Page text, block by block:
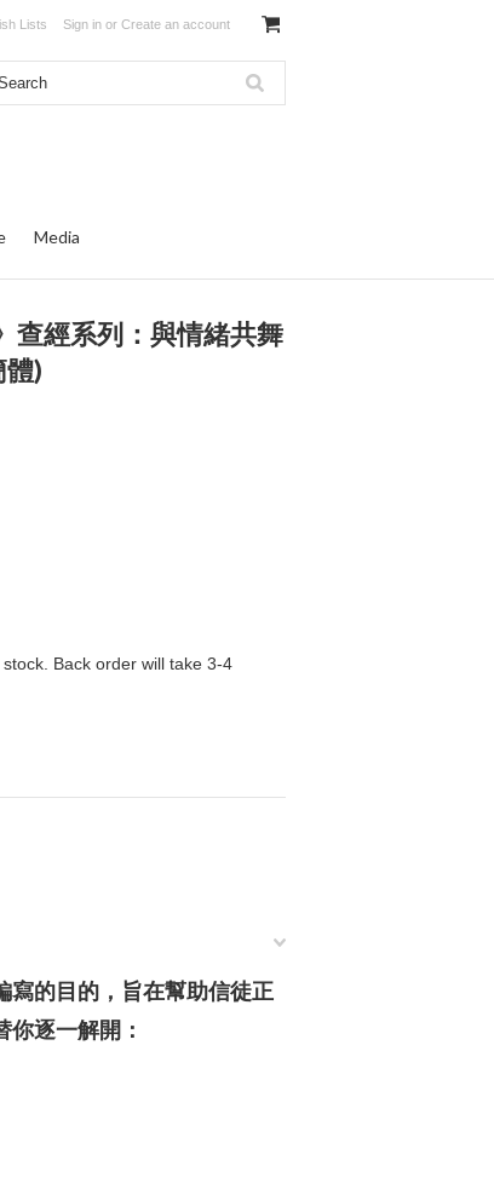
Lists Sign in or Create an account
Media
查經系列：與情緒共舞
體)
Back order will take 3-4
寫的目的，旨在幫助信徒正
逐一解開：